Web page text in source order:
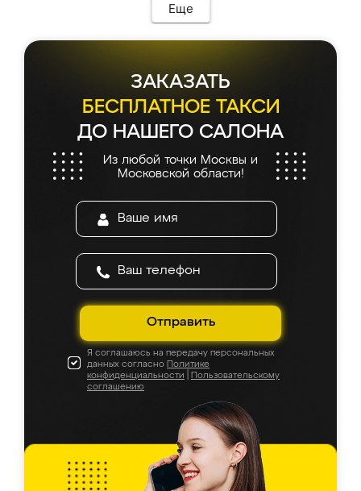
Еще
ЗАКАЗАТЬ
БЕСПЛАТНОЕ ТАКСИ
ДО НАШЕГО САЛОНА
Из любой точки Москвы и
Московской области!
Отправить
Я соглашаюсь на передачу персональных
данных согласно Политике
конфиденциальности
Пользовательскому
соглашению